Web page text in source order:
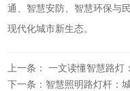
通、智慧安防、智慧环保与
现代化城市新生态。
上一条： 一文读懂智慧路
下一条：智慧照明路灯杆：